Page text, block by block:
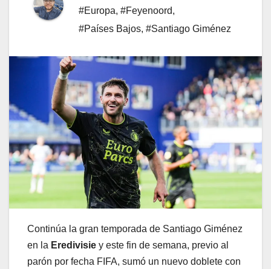
#Europa, #Feyenoord,
#Países Bajos, #Santiago Giménez
Continúa la gran temporada de Santiago Giménez
en la Eredivisie y este fin de semana, previo al
parón por fecha FIFA, sumó un nuevo doblete con